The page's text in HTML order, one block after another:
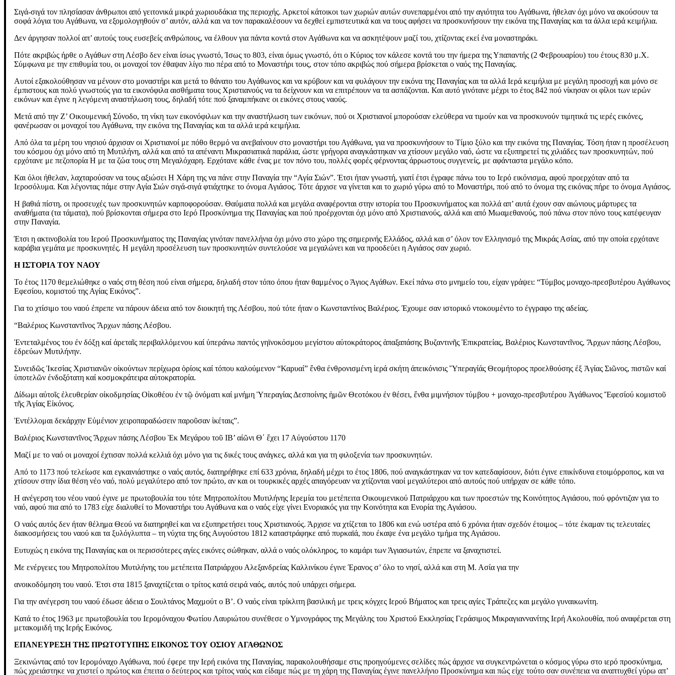
Σιγά-σιγά τον πλησίασαν άνθρωποι από γειτονικά μικρά χωριουδάκια της περιοχής. Αρκετοί κάτοικοι των χωριών αυτών συνεπαρμένοι από την αγιότητα του Αγάθωνα, ήθελαν όχι μόνο να ακούσουν τα
σοφά λόγια του Αγάθωνα, να εξομολογηθούν σ’ αυτόν, αλλά και να τον παρακαλέσουν να δεχθεί εμπιστευτικά και να τους αφήσει να προσκυνήσουν την εικόνα της Παναγίας και τα άλλα ιερά κειμήλια.
Δεν άργησαν πολλοί απ’ αυτούς τους ευσεβείς ανθρώπους, να έλθουν για πάντα κοντά στον Αγάθωνα και να ασκητέψουν μαζί του, χτίζοντας εκεί ένα μοναστηράκι.
Πότε ακριβώς ήρθε ο Αγάθων στη Λέσβο δεν είναι ίσως γνωστό, Ίσως το 803, είναι όμως γνωστό, ότι ο Κύριος τον κάλεσε κοντά του την ήμερα της Υπαπαντής (2 Φεβρουαρίου) του έτους 830 μ.Χ.
Σύμφωνα με την επιθυμία του, οι μοναχοί τον έθαψαν λίγο πιο πέρα από το Μοναστήρι τους, στον τόπο ακριβώς πού σήμερα βρίσκεται ο ναός της Παναγίας.
Αυτοί εξακολούθησαν να μένουν στο μοναστήρι και μετά το θάνατο του Αγάθωνος και να κρύβουν και να φυλάγουν την εικόνα της Παναγίας και τα αλλά Ιερά κειμήλια με μεγάλη προσοχή και μόνο σε
έμπιστους και πολύ γνωστούς για τα εικονόφιλα αισθήματα τους Χριστιανούς να τα δείχνουν και να επιτρέπουν να τα ασπάζονται. Και αυτό γινότανε μέχρι το έτος 842 πού νίκησαν οι φίλοι των ιερών
εικόνων και έγινε η λεγόμενη αναστήλωση τους, δηλαδή τότε πού ξαναμπήκανε οι εικόνες στους ναούς.
Μετά από την Ζ’ Οικουμενική Σύνοδο, τη νίκη των εικονόφιλων και την αναστήλωση των εικόνων, πού οι Χριστιανοί μπορούσαν ελεύθερα να τιμούν και να προσκυνούν τιμητικά τις ιερές εικόνες,
φανέρωσαν οι μοναχοί του Αγάθωνα, την εικόνα της Παναγίας και τα αλλά ιερά κειμήλια.
Από όλα τα μέρη του νησιού άρχισαν οι Χριστιανοί με πόθο θερμό να ανεβαίνουν στο μοναστήρι του Αγάθωνα, για να προσκυνήσουν το Τίμιο ξύλο και την εικόνα της Παναγίας. Τόση ήταν η προσέλευση
του κόσμου όχι μόνο από τη Μυτιλήνη, αλλά και από τα απέναντι Μικρασιατικά παράλια, ώστε γρήγορα αναγκάστηκαν να χτίσουν μεγάλο ναό, ώστε να εξυπηρετεί τις χιλιάδες των προσκυνητών, πού
ερχότανε με πεζοπορία Η με τα ζώα τους στη Μεγαλόχαρη. Ερχότανε κάθε ένας με τον πόνο του, πολλές φορές φέρνοντας άρρωστους συγγενείς, με αφάνταστα μεγάλο κόπο.
Και όλοι ήθελαν, λαχταρούσαν να τους αξιώσει Η Χάρη της να πάνε στην Παναγία την “Αγία Σιών”. Έτσι ήταν γνωστή, γιατί έτσι έγραφε πάνω του το Ιερό εικόνισμα, αφού προερχόταν από τα
Ιεροσόλυμα. Και λέγοντας πάμε στην Αγία Σιών σιγά-σιγά φτιάχτηκε το όνομα Αγιάσος. Τότε άρχισε να γίνεται και το χωριό γύρω από το Μοναστήρι, πού από το όνομα της εικόνας πήρε το όνομα Αγιάσος.
Η βαθιά πίστη, οι προσευχές των προσκυνητών καρποφορούσαν. Θαύματα πολλά και μεγάλα αναφέρονται στην ιστορία του Προσκυνήματος και πολλά απ’ αυτά έχουν σαν αιώνιους μάρτυρες τα
αναθήματα (τα τάματα), πού βρίσκονται σήμερα στο Ιερό Προσκύνημα της Παναγίας και πού προέρχονται όχι μόνο από Χριστιανούς, αλλά και από Μωαμεθανούς, πού πάνω στον πόνο τους κατέφευγαν
στην Παναγία.
Έτσι η ακτινοβολία του Ιερού Προσκυνήματος της Παναγίας γινόταν πανελλήνια όχι μόνο στο χώρο της σημερινής Ελλάδος, αλλά και σ’ όλον τον Ελληνισμό της Μικράς Ασίας, από την οποία ερχότανε
καράβια γεμάτα με προσκυνητές. Η μεγάλη προσέλευση των προσκυνητών συντελούσε να μεγαλώνει και να προοδεύει η Αγιάσος σαν χωριό.
Η ΙΣΤΟΡΙΑ ΤΟΥ ΝΑΟΥ
Το έτος 1170 θεμελιώθηκε ο ναός στη θέση πού είναι σήμερα, δηλαδή στον τόπο όπου ήταν θαμμένος ο Άγιος Αγάθων. Εκεί πάνω στο μνημείο του, είχαν γράψει: “Τύμβος μοναχο-πρεσβυτέρου Αγάθωνος
Εφεσίου, κομιστού της Αγίας Εικόνος”.
Για το χτίσιμο του ναού έπρεπε να πάρουν άδεια από τον διοικητή της Λέσβου, πού τότε ήταν ο Κωνσταντίνος Βαλέριος. Έχουμε σαν ιστορικό ντοκουμέντο το έγγραφο της αδείας.
“Βαλέριος Κωνσταντῖνος Ἄρχων πάσης Λέσβου.
Ἐντεταλμένος του ἐν δόξῃ καί ἀρεταῖς περιβαλλόμενου καί ὑπεράνω παντός γηϊνοκόσμου μεγίστου αὐτοκράτορος ἁπαξαπάσης Βυζαντινῆς Ἐπικρατείας, Βαλέριος Κωνσταντῖνος, Ἄρχων πάσης Λέσβου,
ἑδρεύων Μυτιλήνην.
Συνειδῶς Ἱκεσίας Χριστιανῶν οἰκούντων περίχωρα ὁρίοις καί τόπου καλούμενον “Καρυαί” ἔνθα ἐνθρονισμένη ἱερά σκήτη ἀπεικόνισις Ὕπεραγίάς Θεομήτορος προελθούσης ἐξ Ἁγίας Σιῶνος, πιστῶν καί
ὑποτελῶν ἐνδοξότατη καί κοσμοκράτειρα αὐτοκρατορία.
Δίδωμι αὐτοῖς ἐλευθερίαν οἰκοδμησίας Οἰκοθέου ἐν τῷ ὀνόματι καί μνήμη Ὑπεραγίας Δεσποίνης ἡμῶν Θεοτόκου ἐν θέσει, ἔνθα μιμνήσιον τύμβου + μοναχο-πρεσβυτέρου Ἀγάθωνος Ἔφεσίού κομιστοῦ
τῆς Ἁγίας Εἰκόνος.
Ἐντέλλομαι δεκάρχην Εὐμένιον χειροπαραδώσειν παροῦσαν ἱκέταις”.
Βαλέριος Κωνσταντῖνος Ἄρχων πάσης Λέσβου Ἐκ Μεγάρου τοῦ ΙΒ’ αἰῶνι Θ΄ ἔχει 17 Αὐγούστου 1170
Μαζί με το ναό οι μοναχοί έχτισαν πολλά κελλιά όχι μόνο για τις δικές τους ανάγκες, αλλά και για τη φιλοξενία των προσκυνητών.
Από το 1173 πού τελείωσε και εγκαινιάστηκε ο ναός αυτός, διατηρήθηκε επί 633 χρόνια, δηλαδή μέχρι το έτος 1806, πού αναγκάστηκαν να τον κατεδαφίσουν, διότι έγινε επικίνδυνα ετοιμόρροπος, και να
χτίσουν στην ίδια θέση νέο ναό, πολύ μεγαλύτερο από τον πρώτο, αν και οι τουρκικές αρχές απαγόρευαν να χτίζονται ναοί μεγαλύτεροι από αυτούς πού υπήρχαν σε κάθε τόπο.
Η ανέγερση του νέου ναού έγινε με πρωτοβουλία του τότε Μητροπολίτου Μυτιλήνης Ιερεμία του μετέπειτα Οικουμενικού Πατριάρχου και των προεστών της Κοινότητος Αγιάσου, πού φρόντιζαν για το
ναό, αφού πια από το 1783 είχε διαλυθεί το Μοναστήρι του Αγάθωνα και ο ναός είχε γίνει Ενοριακός για την Κοινότητα και Ενορία της Αγιάσου.
Ο ναός αυτός δεν ήταν θέλημα Θεού να διατηρηθεί και να εξυπηρετήσει τους Χριστιανούς. Άρχισε να χτίζεται το 1806 και ενώ υστέρα από 6 χρόνια ήταν σχεδόν έτοιμος – τότε έκαμαν τις τελευταίες
διακοσμήσεις του ναού και τα ξυλόγλυπτα – τη νύχτα της 6ης Αυγούστου 1812 καταστράφηκε από πυρκαϊά, που έκαψε ένα μεγάλο τμήμα της Αγιάσου.
Ευτυχώς η εικόνα της Παναγίας και οι περισσότερες αγίες εικόνες σώθηκαν, αλλά ο ναός ολόκληρος, το καμάρι των Άγιασωτών, έπρεπε να ξαναχτιστεί.
Με ενέργειες του Μητροπολίτου Μυτιλήνης του μετέπειτα Πατριάρχου Αλεξανδρείας Καλλινίκου έγινε Έρανος σ’ όλο το νησί, αλλά και στη Μ. Ασία για την
ανοικοδόμηση του ναού. Έτσι στα 1815 ξαναχτίζεται ο τρίτος κατά σειρά ναός, αυτός πού υπάρχει σήμερα.
Για την ανέγερση του ναού έδωσε άδεια ο Σουλτάνος Μαχμούτ ο Β’. Ο ναός είναι τρίκλιτη βασιλική με τρεις κόγχες Ιερού Βήματος και τρεις αγίες Τράπεζες και μεγάλο γυναικωνίτη.
Κατά το έτος 1963 με πρωτοβουλία του Ιερομόναχου Φωτίου Λαυριώτου συνέθεσε ο Υμνογράφος της Μεγάλης του Χριστού Εκκλησίας Γεράσιμος Μικραγιαννανίτης Ιερή Ακολουθία, πού αναφέρεται στη
μετακομιδή της Ιερής Εικόνος.
ΕΠΑΝΕΥΡΕΣΗ ΤΗΣ ΠΡΩΤΟΤΥΠΗΣ ΕΙΚΟΝΟΣ ΤΟΥ ΟΣΙΟΥ ΑΓΑΘΩΝΟΣ
Ξεκινώντας από τον Ιερομόναχο Αγάθωνα, πού έφερε την Ιερή εικόνα της Παναγίας, παρακολουθήσαμε στις προηγούμενες σελίδες πώς άρχισε να συγκεντρώνεται ο κόσμος γύρω στο ιερό προσκύνημα,
πώς χρειάστηκε να χτιστεί ο πρώτος και έπειτα ο δεύτερος και τρίτος ναός και είδαμε πώς με τη χάρη της Παναγίας έγινε πανελλήνιο Προσκύνημα και πώς είχε τούτο σαν συνέπεια να αναπτυχθεί γύρω απ’